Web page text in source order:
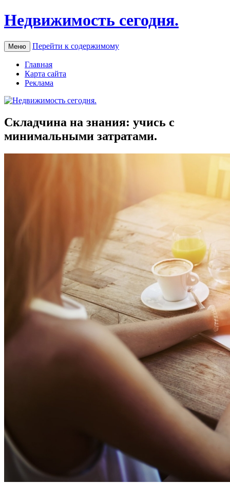
Недвижимость сегодня.
Меню Перейти к содержимому
Главная
Карта сайта
Реклама
Складчина на знания: учись с
минимальными затратами.